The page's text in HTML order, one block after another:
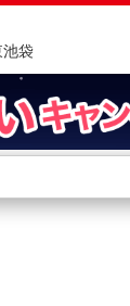
池袋
す